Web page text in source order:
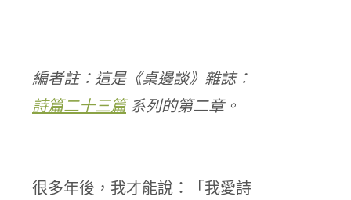
編者註：這是《桌邊談》雜誌：
詩篇二十三篇系列的第二章。
很多年後，我才能說：「我愛詩